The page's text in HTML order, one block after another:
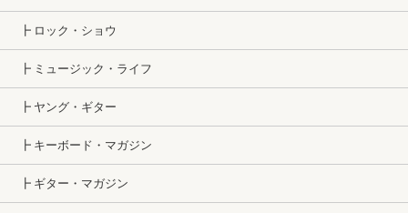
┣ ロック・ショウ
┣ ミュージック・ライフ
┣ ヤング・ギター
┣ キーボード・マガジン
┣ ギター・マガジン